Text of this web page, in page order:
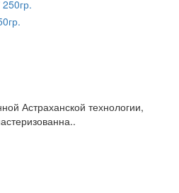
Астраханской технологии,